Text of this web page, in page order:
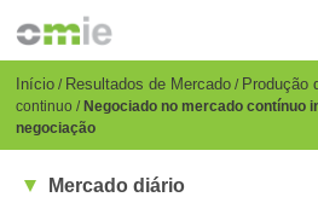
para
conteúdo
principal
Breadcrumb
Início Resultados de Mercado Produção
continuo Negociado no mercado contínuo
negociação
Mercado diário